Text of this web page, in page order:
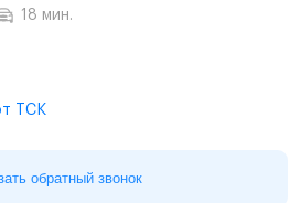
18 мин.
ТСК
обратный звонок